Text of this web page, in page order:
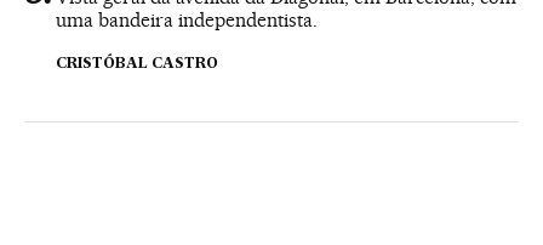
uma bandeira independentista.
CRISTÓBAL CASTRO